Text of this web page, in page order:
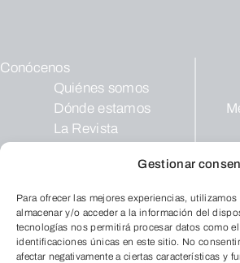
Gestionar
Para ofrecer las mejores experiencias,
almacenar y/o acceder a la información del
tecnologías nos permitirá procesar datos como
identificaciones únicas en este sitio. No
afectar negativamente a ciertas características y
Conócenos
Quiénes somos
Dónde estamos
La Revista
Colegios
Programa Educa
Cultura